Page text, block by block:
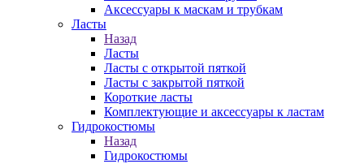
Аксессуары к маскам и трубкам
Ласты
Назад
Ласты
Ласты с открытой пяткой
Ласты с закрытой пяткой
Короткие ласты
Комплектующие и аксессуары к ластам
Гидрокостюмы
Назад
Гидрокостюмы